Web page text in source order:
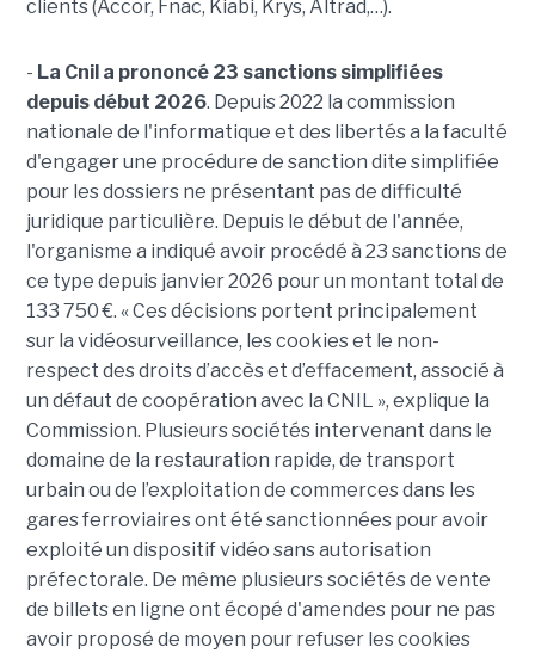
clients (Accor, Fnac, Kiabi, Krys, Altrad,…).
- La Cnil a prononcé 23 sanctions simplifiées
depuis début 2026. Depuis 2022 la commission
nationale de l'informatique et des libertés a la faculté
d'engager une procédure de sanction dite simplifiée
pour les dossiers ne présentant pas de difficulté
juridique particulière. Depuis le début de l'année,
l'organisme a indiqué avoir procédé à 23 sanctions de
ce type depuis janvier 2026 pour un montant total de
133 750 €. « Ces décisions portent principalement
sur la vidéosurveillance, les cookies et le non-
respect des droits d’accès et d’effacement, associé à
un défaut de coopération avec la CNIL », explique la
Commission. Plusieurs sociétés intervenant dans le
domaine de la restauration rapide, de transport
urbain ou de l’exploitation de commerces dans les
gares ferroviaires ont été sanctionnées pour avoir
exploité un dispositif vidéo sans autorisation
préfectorale. De même plusieurs sociétés de vente
de billets en ligne ont écopé d'amendes pour ne pas
avoir proposé de moyen pour refuser les cookies